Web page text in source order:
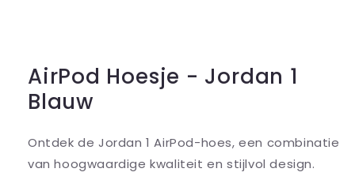
AirPod Hoesje - Jordan 1
Blauw
Ontdek de Jordan 1 AirPod-hoes, een combinatie
van hoogwaardige kwaliteit en stijlvol design.